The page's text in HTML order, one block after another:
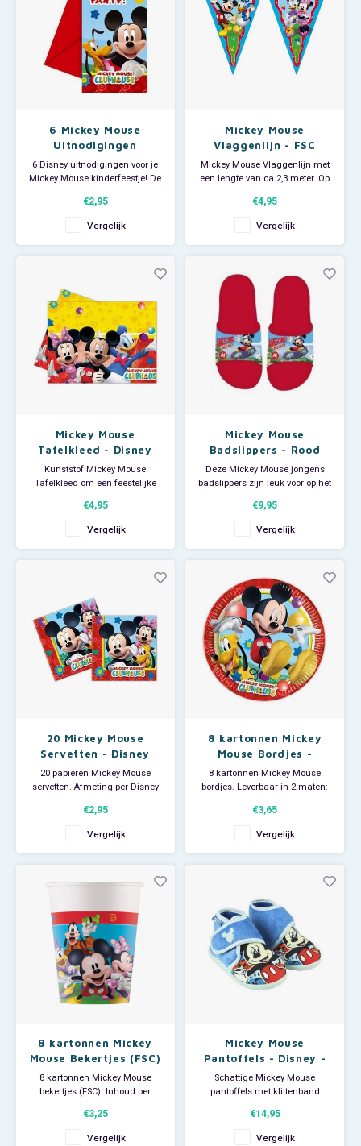
6 Mickey Mouse
Uitnodigingen
Kinderfeestje - Disney
6 Disney uitnodigingen voor je
Mickey Mouse kinderfeestje! De
worden geleverd met envelop.
€2,95
Vergelijk
Mickey Mouse
Vlaggenlijn - FSC
Mickey Mouse Vlaggenlijn met
een lengte van ca 2,3 meter. Op
Mickey Mouse, Minnie Mouse,
Donald Duck en Daisy Duck.
Met deze stevige kartonnen FSC
Disney slinger versier je de
jarige job.
€4,95
Vergelijk
Mickey Mouse
Tafelkleed - Disney
Kunststof Mickey Mouse
Tafelkleed om een feestelijke
dit plastic Disney kleed: ca 120 x
180 cm.
€4,95
Vergelijk
Mickey Mouse
Badslippers - Rood
Deze Mickey Mouse jongens
badslippers zijn leuk voor op het
handig om mee te douchen op
de camping of sportclub.
€9,95
Vergelijk
20 Mickey Mouse
Servetten - Disney
20 papieren Mickey Mouse
servetten. Afmeting per Disney
€2,95
Vergelijk
8 kartonnen Mickey
Mouse Bordjes -
Disney
8 kartonnen Mickey Mouse
bordjes. Leverbaar in 2 maten:
Mickey Mouse kinderfeestje kan
beginnen!
€3,65
Vergelijk
8 kartonnen Mickey
Mouse Bekertjes (FSC)
- Disney
8 kartonnen Mickey Mouse
bekertjes (FSC). Inhoud per
Mickey Mouse kinderfeestje kan
beginnen!
€3,25
Vergelijk
Mickey Mouse
Pantoffels - Disney -
Maat 25
Schattige Mickey Mouse
pantoffels met klittenband
€14,95
Vergelijk